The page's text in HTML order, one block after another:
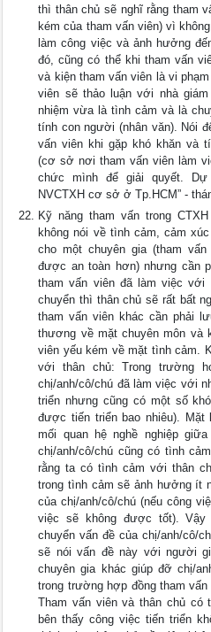
thì thân chủ sẽ nghĩ rằng tham
kém của tham vấn viên) vì
làm công việc và ảnh hưởng
đó, cũng có thể khi tham vấn
và kiện tham vấn viên là vi
viên sẽ thảo luận với nhà
nhiệm vừa là tình cảm và là
tính con người (nhân văn). Nói
vấn viên khi gặp khó khăn và
(cơ sở nơi tham vấn viên làm
chức mình để giải quyết.
NVCTXH cơ sở ở Tp.HCM” -
Kỹ năng tham vấn trong
không nói về tình cảm, cảm
cho một chuyên gia (tham
được an toàn hơn) nhưng cần
tham vấn viên đã làm việc
chuyển thì thân chủ sẽ rất bất
tham vấn viên khác cần phải
thương về mặt chuyên môn và
viên yếu kém về mặt tình cảm.
với thân chủ: Trong trường
chị/anh/cô/chú đã làm việc với
triển nhưng cũng có một số
được tiến triển bao nhiêu).
mối quan hệ nghề nghiệp
chị/anh/cô/chú cũng có tình
rằng ta có tình cảm với thân
trong tình cảm sẽ ảnh hưởng ít
của chị/anh/cô/chú (nếu công
việc sẽ không được tốt). Vậy
chuyển vấn đề của chị/anh/cô/
sẽ nói vấn đề này với người
chuyên gia khác giúp đỡ chị/
trong trường hợp đồng tham
Tham vấn viên và thân chủ có
bên thấy công việc tiến triển